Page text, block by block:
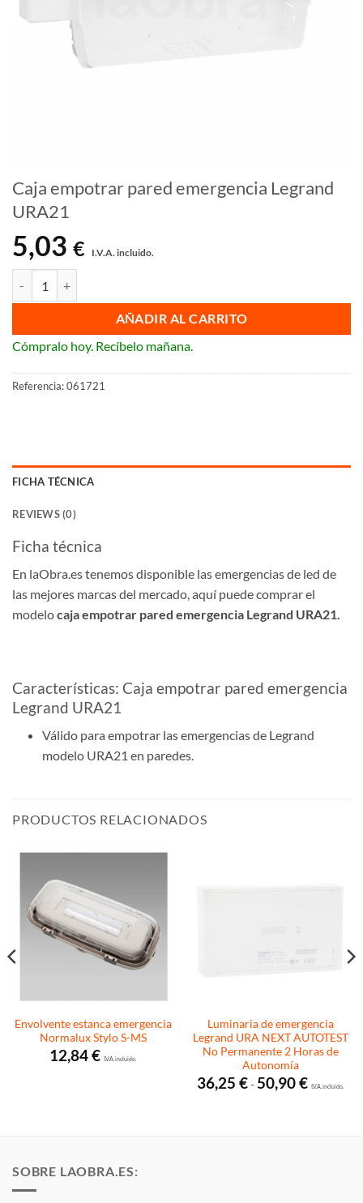
Caja empotrar pared emergencia Legrand
URA21
5,03 € I.V.A. incluido.
AÑADIR AL CARRITO
Cómpralo hoy. Recíbelo mañana.
Referencia:061721
FICHA TÉCNICA
REVIEWS (0)
Ficha técnica
En laObra.es tenemos disponible las emergencias de led de
las mejores marcas del mercado, aquí puede comprar el
modelocaja empotrar pared emergencia Legrand URA21.
Características: Caja empotrar pared emergencia
Legrand URA21
Válido para empotrar las emergencias de Legrand
modelo URA21 en paredes.
PRODUCTOS RELACIONADOS
Envolvente estanca emergencia
Normalux Stylo S-MS
12,84€ I.V.A. incluido.
Luminaria de emergencia
Legrand URA NEXT AUTOTEST
No Permanente 2 Horas de
Autonomía
36,25 €- 50,90€Rango
de
I.V.A. incluido.
SOBRE LAOBRA.ES: